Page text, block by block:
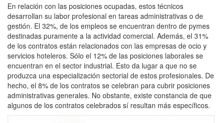
En relación con las posiciones ocupadas, estos técnicos
desarrollan su labor profesional en tareas administrativas o de
gestión. El 32%, de los empleos se encuentran dentro de pymes
destinadas puramente a la actividad comercial. Además, el 31%
de los contratos están relacionados con las empresas de ocio y
servicios hoteleros. Sólo el 12% de las posiciones laborales se
encuentran en el sector industrial. Esto da lugar a que no se
produzca una especialización sectorial de estos profesionales. De
hecho, el 8% de los contratos se celebran para cubrir posiciones
administrativas generales. No obstante, existe constancia de que
algunos de los contratos celebrados sí resultan más específicos.